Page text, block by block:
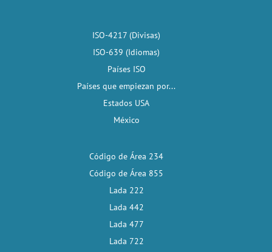
ISO-4217 (Divisas)
ISO-639 (Idiomas)
Países ISO
Países que empiezan por...
Estados USA
México
Código de Área 234
Código de Área 855
Lada 222
Lada 442
Lada 477
Lada 722